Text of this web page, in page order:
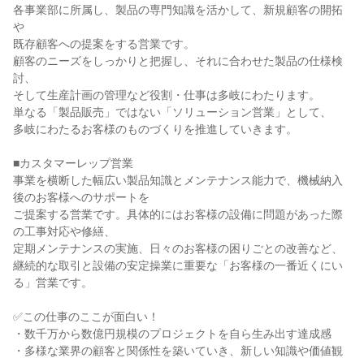
各事業部に所属し、製品の専門知識を活かして、新規顧客の開拓
や
既存顧客への提案をする営業です。
顧客のニーズをしっかりと把握し、それに合わせた製品の仕様検
討、
そして生産計画の管理など役割・仕事は多岐にわたります。
単なる「製品販売」ではない「ソリューション営業」として、
多岐にわたるお客様のものづくりを推進していきます。
■カスタマーレップ営業
事業を横断した幅広い製品知識とメンテナンス能力で、機械納入
後のお客様へのサポートを
ご提案する営業です。具体的にはお客様の設備に問題があった際
の工事対応や修繕、
定期メンテナンスの実施、日々のお客様の困りごとの改善など、
継続的な取引と設備の安定操業に重要な「お客様の一番近くにい
る」営業です。
✅この仕事のここが面白い！
・数千万から数億円規模のプロジェクトを自ら生み出す達成感
・多様な業界の顧客と関係性を築いていき、新しい知識や価値観